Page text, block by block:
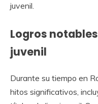
juvenil.
Logros
juvenil
Durante su tiempo en
hitos significativos,